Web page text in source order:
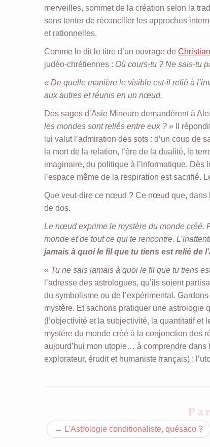
merveilles, sommet de la création selon la
sens tenter de réconcilier les approches
et rationnelles.
Comme le dit le titre d’un ouvrage de
judéo-chrétiennes : Où cours-tu ? Ne sais-tu
« De quelle manière le visible est-il relié à
aux autres et réunis en un nœud.
Des sages d’Asie Mineure demandèrent à
les mondes sont reliés entre eux ? » Il
lui valut l’admiration des sots : d’un coup
la mort de la relation, l’ère de la dualité, le
imaginaire, du politique à l’informatique.
l’espace même de la respiration est sacrifié.
Que veut-dire ce nœud ? Ce nœud que, dans
de dos.
Le nœud exprime le mystère du monde créé.
monde et de tout ce qui te rencontre.
jamais à quoi le fil que tu tiens est relié de
« Tu ne sais jamais à quoi le fil que tu tiens
l’adresse des astrologues, qu’ils soient
du symbolisme ou de l’expérimental.
mystère. Et sachons pratiquer une astrologie
(l’objectivité et la subjectivité, la quantitatif et
mystère du monde créé à la conjonction des
aujourd’hui mon utopie… à comprendre
explorateur, érudit et humaniste français) :
← L’Astrologie conditionaliste, quésaco ?